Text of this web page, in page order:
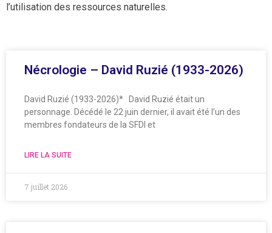
l’utilisation des ressources naturelles.
Nécrologie – David Ruzié (1933-2026)
David Ruzié (1933-2026)* David Ruzié était un
personnage. Décédé le 22 juin dernier, il avait été l’un des
membres fondateurs de la SFDI et
LIRE LA SUITE
7 juillet 2026